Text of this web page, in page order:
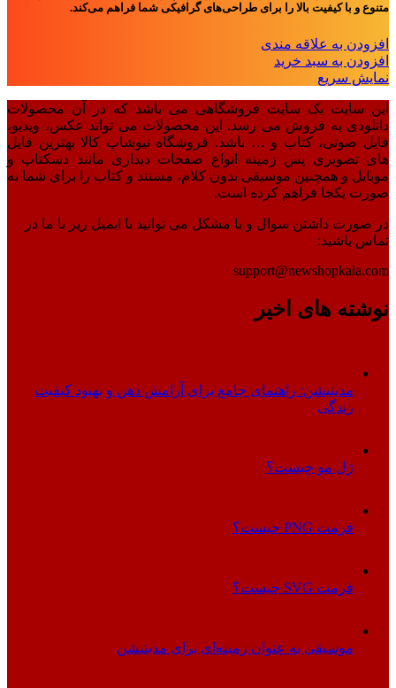
متنوع و با کیفیت بالا را برای طراحی‌های گرافیکی شما فراهم می‌کند.
افزودن به علاقه مندی
افزودن به سبد خرید
نمایش سریع
این سایت یک سایت فروشگاهی می باشد که در آن محصولات
دانلودی به فروش می رسد. این محصولات می تواند عکس، ویدیو،
فایل صوتی، کتاب و … باشد. فروشگاه نیوشاپ کالا بهترین فایل
های تصویری پس زمینه انواع صفحات دیداری مانند دسکتاپ و
موبایل و همچنین موسیقی بدون کلام، مستند و کتاب را برای شما به
صورت یکجا فراهم کرده است.
در صورت داشتن سوال و یا مشکل می توانید با ایمیل زیر با ما در
تماس باشید:
support@newshopkala.com
نوشته های اخیر
مدیتیشن: راهنمای جامع برای آرامش ذهن و بهبود کیفیت
زندگی
ژل مو چیست؟
فرمت PNG چیست؟
فرمت SVG چیست؟
موسیقی به عنوان زمینه‌ای برای مدیتیشن